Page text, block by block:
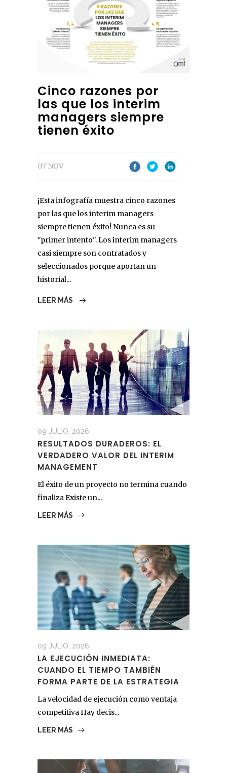
Cinco razones por
las que los interim
managers siempre
tienen éxito
07 NOV
¡Esta infografía muestra cinco razones
por las que los interim managers
siempre tienen éxito! Nunca es su
"primer intento". Los interim managers
casi siempre son contratados y
seleccionados porque aportan un
historial...
LEER MÁS
09 JULIO, 2026
RESULTADOS DURADEROS: EL
VERDADERO VALOR DEL INTERIM
MANAGEMENT
El éxito de un proyecto no termina cuando
finaliza Existe un...
LEER MÁS
09 JULIO, 2026
LA EJECUCIÓN INMEDIATA:
CUANDO EL TIEMPO TAMBIÉN
FORMA PARTE DE LA ESTRATEGIA
La velocidad de ejecución como ventaja
competitiva Hay decis...
LEER MÁS